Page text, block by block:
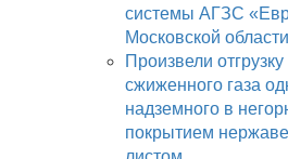
системы АГЗС
Московской области
Произвели
сжиженного газа
надземного в
покрытием